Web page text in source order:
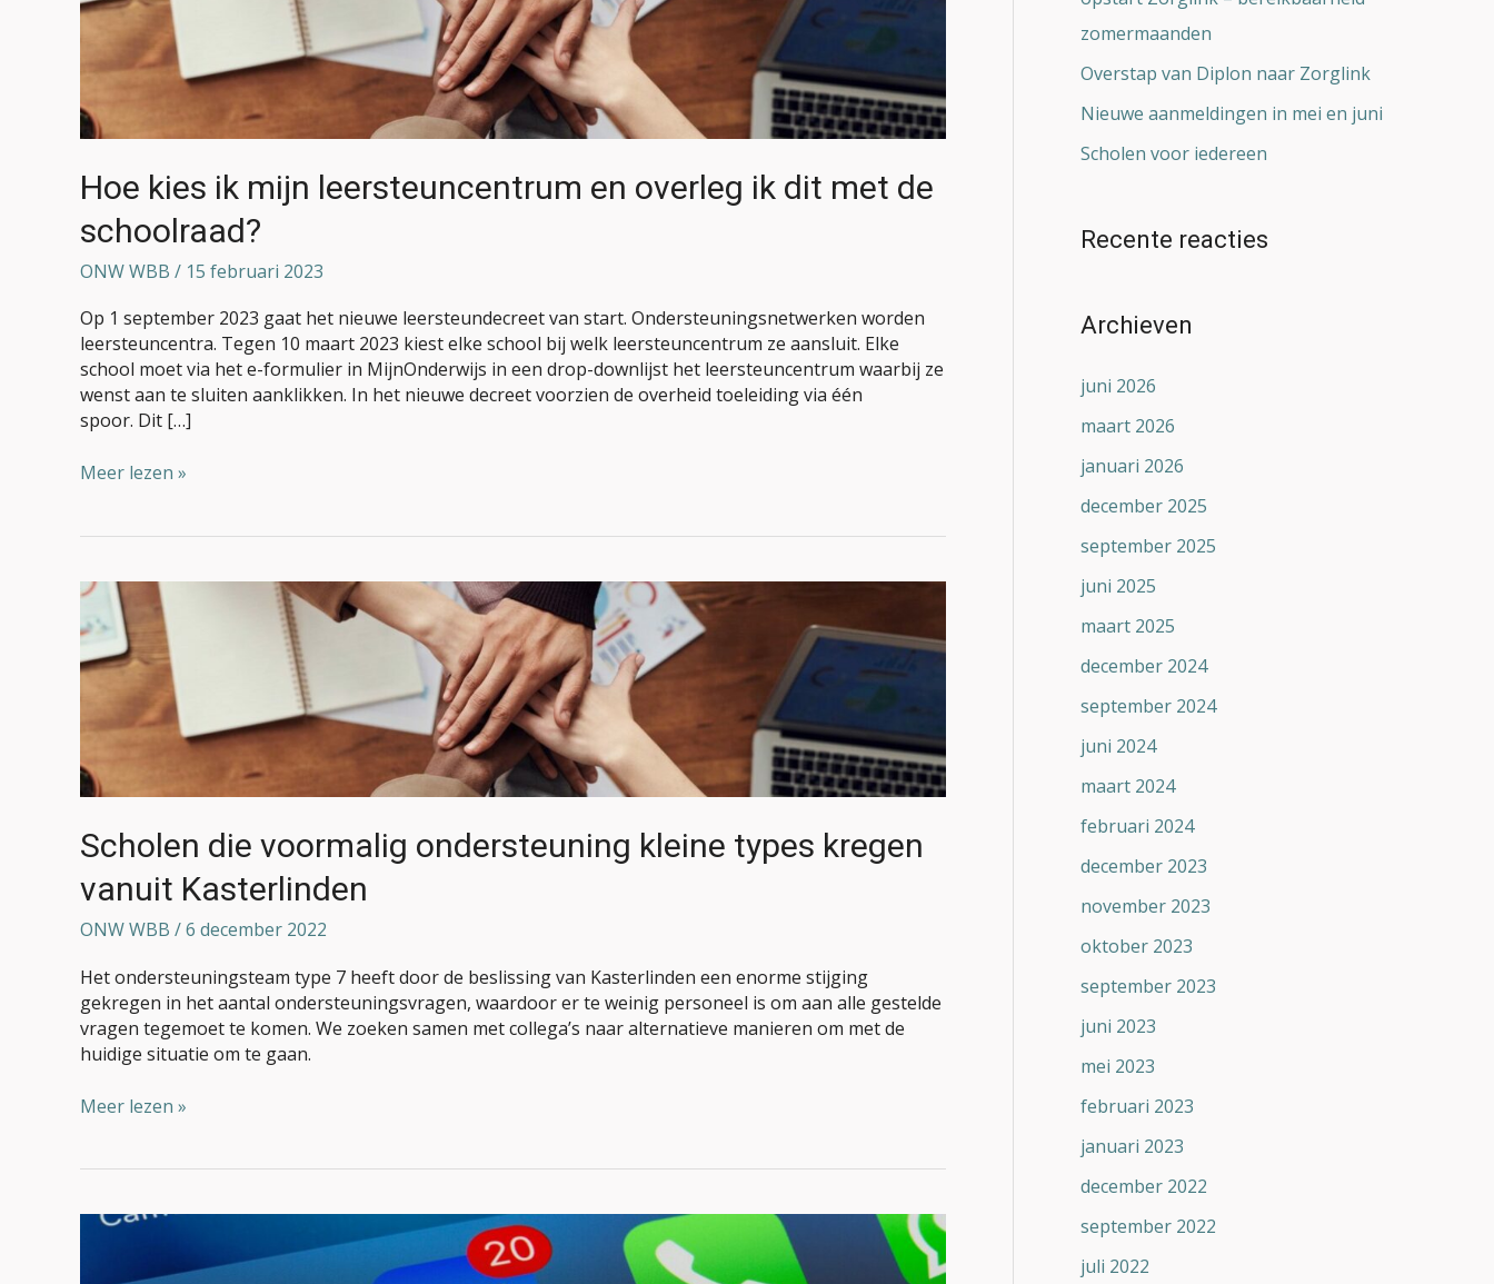
Hoe kies ik mijn leersteuncentrum en overleg ik dit met de
schoolraad?
ONW WBB / 15 februari 2023
Op 1 september 2023 gaat het nieuwe leersteundecreet van start. Ondersteuningsnetwerken worden
leersteuncentra. Tegen 10 maart 2023 kiest elke school bij welk leersteuncentrum ze aansluit. Elke
school moet via het e-formulier in MijnOnderwijs in een drop-downlijst het leersteuncentrum waarbij ze
wenst aan te sluiten aanklikken. In het nieuwe decreet voorzien de overheid toeleiding via één
spoor. Dit […]
mijn
leersteuncentrum
en
ik
dit
de
schoolraad?
Meer lezen »
Scholen die voormalig ondersteuning kleine types kregen
vanuit Kasterlinden
ONW WBB /6 december 2022
Het ondersteuningsteam type 7 heeft door de beslissing van Kasterlinden een enorme stijging
gekregen in het aantal ondersteuningsvragen, waardoor er te weinig personeel is om aan alle gestelde
vragen tegemoet te komen. We zoeken samen met collega’s naar alternatieve manieren om met de
huidige situatie om te gaan.
Scholen
die
voormalig
ondersteuning
kleine
types
vanuit
Kasterlinden
Meer lezen »
Beschikbaarheid
zomermaanden
Overstap van Diplon naar Zorglink
Nieuwe aanmeldingen in mei en juni
Scholen voor iedereen
Recente reacties
Archieven
juni 2026
maart 2026
januari 2026
december 2025
september 2025
juni 2025
maart 2025
december 2024
september 2024
juni 2024
maart 2024
februari 2024
december 2023
november 2023
oktober 2023
september 2023
juni 2023
mei 2023
februari 2023
januari 2023
december 2022
september 2022
juli 2022